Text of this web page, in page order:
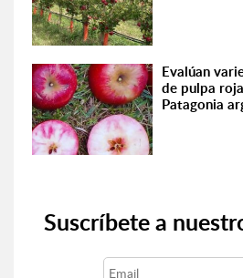
Evalúan
de pulpa
Patagonia
Suscríbete a